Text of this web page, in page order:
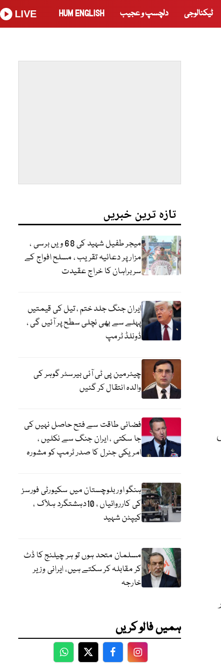
ٹیکنالوجی دلچسپ و عجیب HUM ENGLISH
LIVE
تازہ ترین خبریں
میجر طفیل شہید کی 68 ویں برسی ،
مزار پر دعائیہ تقریب ، مسلح افواج کے
سربراہان کا خراج عقیدت
ایران جنگ جلد ختم ، تیل کی قیمتیں
پہلے سے بھی نچلی سطح پر آئیں گی ،
ڈونلڈ ٹرمپ
چیئرمین پی ٹی آئی بیرسٹر گوہر کی
والدہ انتقال کر گئیں
فضائی طاقت سے فتح حاصل نہیں کی
جا سکتی ، ایران جنگ سے نکلیں ،
امریکی جنرل کا صدر ٹرمپ کو مشورہ
ہنگو اور بلوچستان میں سکیورٹی فورسز
کی کارروائیاں ، 10دہشتگرد ہلاک ،
کیپٹن شہید
مسلمان متحد ہوں تو ہر چیلنج کا ڈٹ
کر مقابلہ کر سکتے ہیں، ایرانی وزیر
خارجہ
ہمیں فالو کریں
WhatsApp
TwitterFacebookFacebook